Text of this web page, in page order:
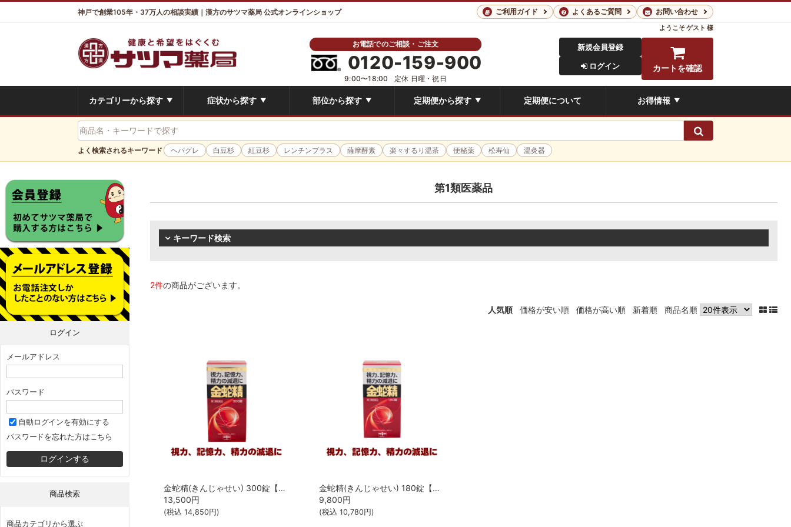
神戸で創業105年・37万人の相談実績｜漢方のサツマ薬局 公式オンラインショップ ご利用ガイド よくあるご質問 お問い合わせ
お電話でのご相談・ご注文
0120-159-900
9:00〜18:00 定休 日曜・祝日
ようこそゲスト 様
新規会員登録
ログイン
カートを確認
カテゴリーから探す ▼ 症状から探す ▼ 部位から探す ▼ 定期便から探す ▼ 定期便について お得情報 ▼
検索
よく検索されるキーワード ヘパグレ 白豆杉 紅豆杉 レンチンプラス 薩摩酵素 楽々するり温茶 便秘薬 松寿仙 温灸器
ログイン
メールアドレス
パスワード
自動ログインを有効にする
パスワードを忘れた方はこちら
商品検索
商品カテゴリから選ぶ
第1類医薬品
キーワード検索
2件の商品がございます。
人気順 価格が安い順 価格が高い順 新着順 商品名順
金蛇精(きんじゃせい) 300錠【第1類医薬品】[摩耶堂製薬]
13,500円
(税込14,850円)
金蛇精(きんじゃせい) 180錠【第1類医薬品】[摩耶堂製薬]
9,800円
(税込10,780円)